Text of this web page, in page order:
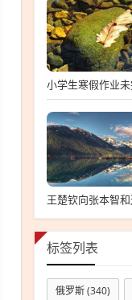
标签列表
俄罗斯(340)